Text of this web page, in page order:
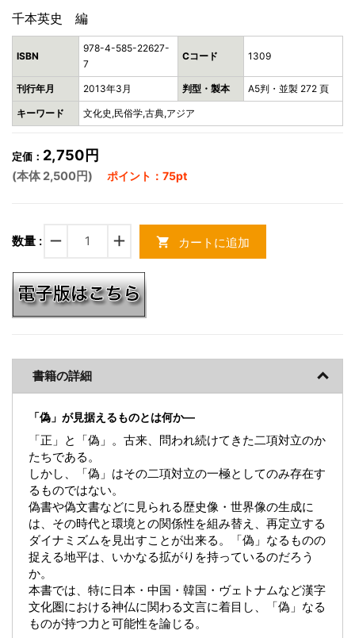
千本英史 編
ISBN
978-4-585-22627-
7
Cコード 1309
刊行年月 2013年3月 判型・製本 A5判・並製 272 頁
キーワード 文化史,民俗学,古典,アジア
定価： 2,750円
(本体 2,500円) ポイント：75pt
数量 : remove add shopping_cart カートに追加
書籍の詳細
「偽」が見据えるものとは何か―
「正」と「偽」。古来、問われ続けてきた二項対立のか
たちである。
しかし、「偽」はその二項対立の一極としてのみ存在す
るものではない。
偽書や偽文書などに見られる歴史像・世界像の生成に
は、その時代と環境との関係性を組み替え、再定立する
ダイナミズムを見出すことが出来る。「偽」なるものの
捉える地平は、いかなる拡がりを持っているのだろう
か。
本書では、特に日本・中国・韓国・ヴェトナムなど漢字
文化圏における神仏に関わる文言に着目し、「偽」なる
ものが持つ力と可能性を論じる。